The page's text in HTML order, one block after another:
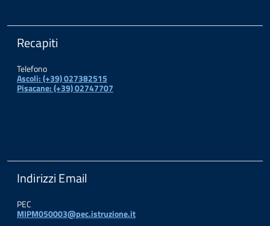
Recapiti
Telefono
Ascoli: (+39) 027382515
Pisacane: (+39) 02747707
Indirizzi Email
PEC
MIPM050003@pec.istruzione.it